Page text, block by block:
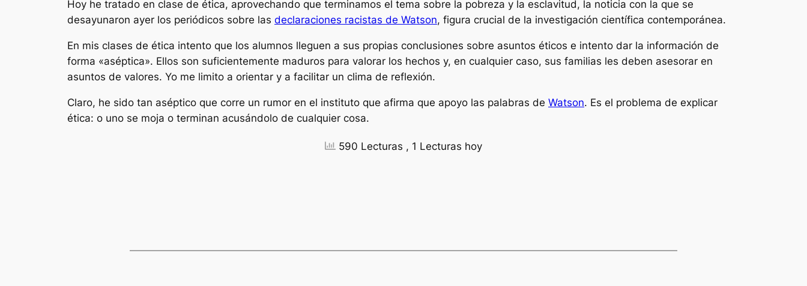
Hoy he tratado en clase de ética, aprovechando que terminamos el tema sobre la pobreza y la esclavitud, la noticia con la que se
desayunaron ayer los periódicos sobre las declaraciones racistas de Watson, figura crucial de la investigación científica contemporánea.
En mis clases de ética intento que los alumnos lleguen a sus propias conclusiones sobre asuntos éticos e intento dar la información de
forma «aséptica». Ellos son suficientemente maduros para valorar los hechos y, en cualquier caso, sus familias les deben asesorar en
asuntos de valores. Yo me limito a orientar y a facilitar un clima de reflexión.
Claro, he sido tan aséptico que corre un rumor en el instituto que afirma que apoyo las palabras de Watson. Es el problema de explicar
ética: o uno se moja o terminan acusándolo de cualquier cosa.
590 Lecturas , 1 Lecturas hoy